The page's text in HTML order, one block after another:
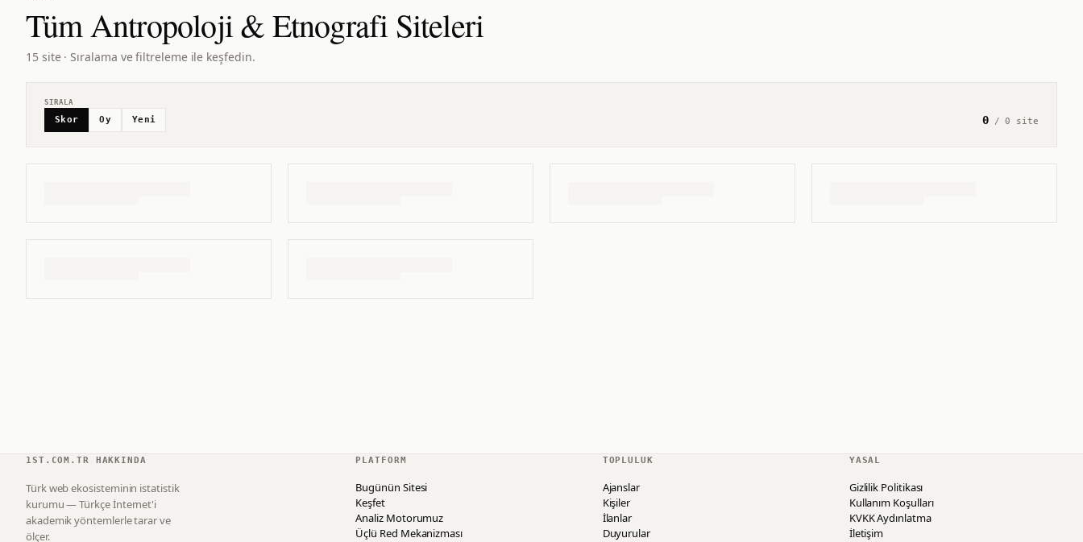
TümAntropoloji & Etnografi Siteleri
15 site · Sıralama ve filtreleme ile keşfedin.
SIRALA
Skor Oy Yeni 0/0 site
1ST.COM.TR HAKKINDA
Türk web ekosisteminin istatistik
kurumu — Türkçe İnternet'i
akademik yöntemlerle tarar ve
ölçer.
PLATFORM
Bugünün Sitesi
Keşfet
Analiz Motorumuz
Üçlü Red Mekanizması
TOPLULUK
Ajanslar
Kişiler
İlanlar
Duyurular
YASAL
Gizlilik Politikası
Kullanım Koşulları
KVKK Aydınlatma
İletişim